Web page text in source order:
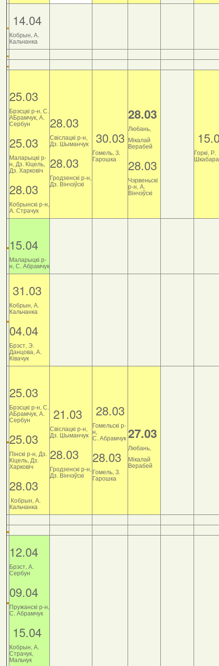
14.04
Кобрын, А.
Кальчанка
25.03
Брэсцкі р-н, С.
АБрамчук, А.
Сербун
25.03
Маларыцкі р-
н, Дз. Кіцель,
Дз. Харковіч
28.03
Кобрынскі р-н,
А. Страчук
28.03
Свіслацкі р-н,
Дз. Шыманчук
28.03
Гродзенскі р-н,
Дз. Вінчэўскі
30.03
Гомель, З.
Гарошка
28.03
Любань,
Мікалай
Верабей
28.03
Чэрвеньскі
р-н, А.
Вінчэўскі
Горкі, Р.
Шкабара
15.04
Маларыцкі р-
н, С. Абрамчук
31.03
Кобрын, А.
Кальчанка
04.04
Брэст, Э.
Данцова, А.
Ківачук
25.03
Брэсцкі р-н, С.
АБрамчук, А.
Сербун
25.03
Пінскі р-н, Дз.
Кіцель, Дз.
Харковіч
28.03
Кобрын, А.
Кальчанка
21.03
Свіслацкі р-н,
Дз. Шыманчук
28.03
Гродзенскі р-н,
Дз. Вінчэўскі
28.03
Гомельскі р-
н,
С. Абрамчук
28.03
Гомель, З.
Гарошка
27.03
Любань,
Мікалай
Верабей
12.04
Брэст, А.
Сербун
09.04
Пружанскі р-н,
С. Абрамчук
15.04
Кобрын, А.
Страчук,
Мальчук